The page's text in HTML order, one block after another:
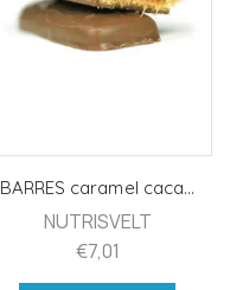
BARRES caramel caca...
NUTRISVELT
€7,01